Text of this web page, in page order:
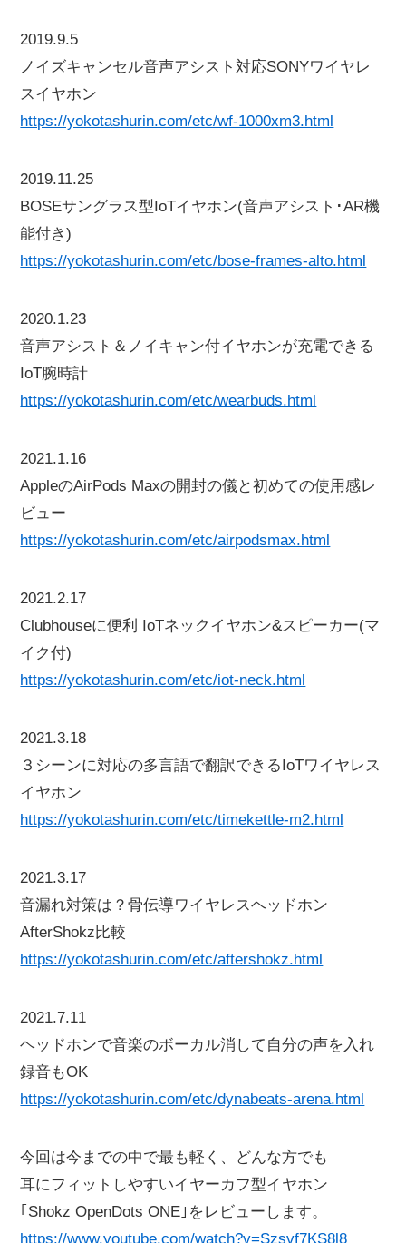
2019.9.5
ノイズキャンセル音声アシスト対応SONYワイヤレ
スイヤホン
https://yokotashurin.com/etc/wf-1000xm3.html
2019.11.25
BOSEサングラス型IoTイヤホン(音声アシスト･AR機
能付き)
https://yokotashurin.com/etc/bose-frames-alto.html
2020.1.23
音声アシスト＆ノイキャン付イヤホンが充電できる
IoT腕時計
https://yokotashurin.com/etc/wearbuds.html
2021.1.16
AppleのAirPods Maxの開封の儀と初めての使用感レ
ビュー
https://yokotashurin.com/etc/airpodsmax.html
2021.2.17
Clubhouseに便利 IoTネックイヤホン&スピーカー(マ
イク付)
https://yokotashurin.com/etc/iot-neck.html
2021.3.18
３シーンに対応の多言語で翻訳できるIoTワイヤレス
イヤホン
https://yokotashurin.com/etc/timekettle-m2.html
2021.3.17
音漏れ対策は？骨伝導ワイヤレスヘッドホン
AfterShokz比較
https://yokotashurin.com/etc/aftershokz.html
2021.7.11
ヘッドホンで音楽のボーカル消して自分の声を入れ
録音もOK
https://yokotashurin.com/etc/dynabeats-arena.html
今回は今までの中で最も軽く、どんな方でも
耳にフィットしやすいイヤーカフ型イヤホン
｢Shokz OpenDots ONE｣をレビューします。
https://www.youtube.com/watch?v=Szsvf7KS8l8